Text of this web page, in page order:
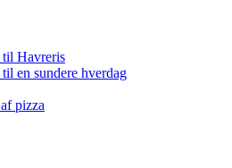
Havreris
en sundere hverdag
pizza